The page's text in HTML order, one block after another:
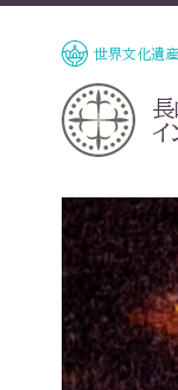
世界文化遺産
イ